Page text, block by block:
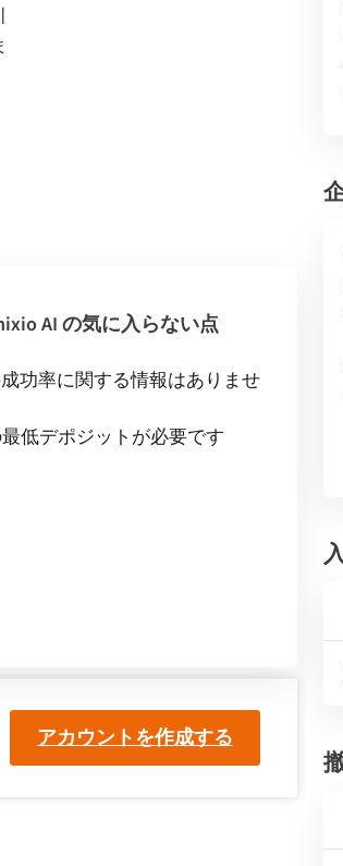
AI の気に入らない点
功率に関する情報はありませ
最低デポジットが必要です
アカウントを作成する